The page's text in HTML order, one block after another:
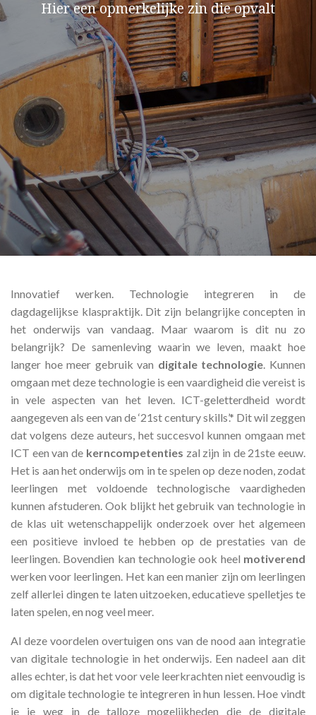
Hier een opmerkelijke zin die opvalt
Innovatief werken. Technologie integreren in de
dagdagelijkse klaspraktijk. Dit zijn belangrijke concepten in
het onderwijs van vandaag. Maar waarom is dit nu zo
belangrijk? De samenleving waarin we leven, maakt hoe
langer hoe meer gebruik van digitale technologie. Kunnen
omgaan met deze technologie is een vaardigheid die vereist is
in vele aspecten van het leven. ICT-geletterdheid wordt
aangegeven als een van de ‘21st century skills’.* Dit wil zeggen
dat volgens deze auteurs, het succesvol kunnen omgaan met
ICT een van de kerncompetenties zal zijn in de 21ste eeuw.
Het is aan het onderwijs om in te spelen op deze noden, zodat
leerlingen met voldoende technologische vaardigheden
kunnen afstuderen. Ook blijkt het gebruik van technologie in
de klas uit wetenschappelijk onderzoek over het algemeen
een positieve invloed te hebben op de prestaties van de
leerlingen. Bovendien kan technologie ook heel motiverend
werken voor leerlingen. Het kan een manier zijn om leerlingen
zelf allerlei dingen te laten uitzoeken, educatieve spelletjes te
laten spelen, en nog veel meer.
Al deze voordelen overtuigen ons van de nood aan integratie
van digitale technologie in het onderwijs. Een nadeel aan dit
alles echter, is dat het voor vele leerkrachten niet eenvoudig is
om digitale technologie te integreren in hun lessen. Hoe vindt
je je weg in de talloze mogelijkheden die de digitale